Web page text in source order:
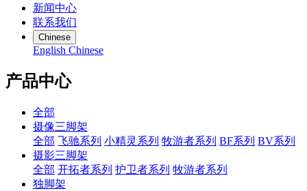
新闻中心
联系我们
Chinese
English Chinese
产品中心
全部
摄像三脚架
全部 飞驰系列 小精灵系列 牧游者系列 BF系列 BV系列
摄影三脚架
全部 开拓者系列 护卫者系列 牧游者系列
独脚架